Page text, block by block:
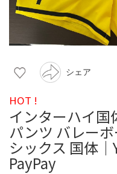
シェア
HOT !
インターハイ国
パンツ バレー
シックス 国体
PayPay